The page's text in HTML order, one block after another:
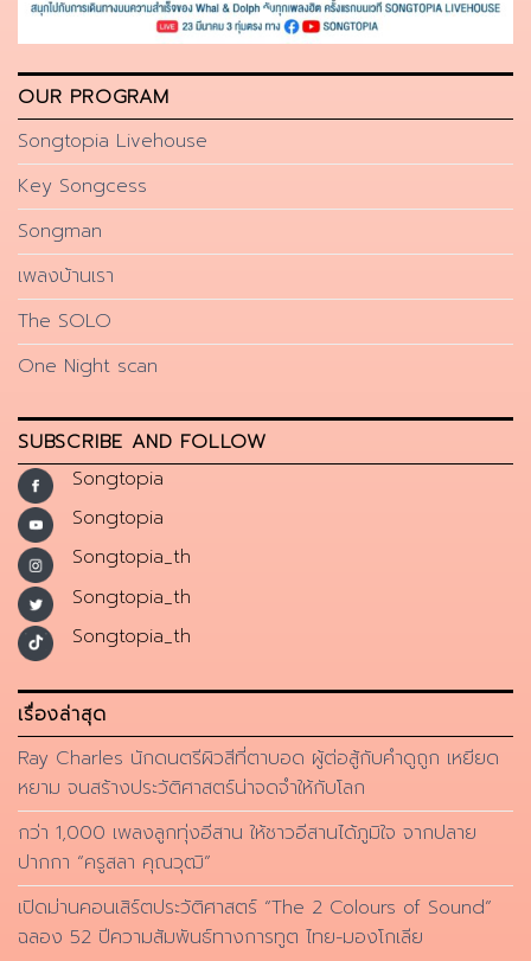
OUR PROGRAM
Songtopia Livehouse
Key Songcess
Songman
เพลงบ้านเรา
The SOLO
One Night scan
SUBSCRIBE AND FOLLOW
Songtopia
Songtopia
Songtopia_th
Songtopia_th
Songtopia_th
เรื่องล่าสุด
Ray Charles นักดนตรีผิวสีที่ตาบอด ผู้ต่อสู้กับคำดูถูก เหยียด
หยาม จนสร้างประวัติศาสตร์น่าจดจำให้กับโลก
กว่า 1,000 เพลงลูกทุ่งอีสาน ให้ชาวอีสานได้ภูมิใจ จากปลาย
ปากกา “ครูสลา คุณวุฒิ”
เปิดม่านคอนเสิร์ตประวัติศาสตร์ “The 2 Colours of Sound”
ฉลอง 52 ปีความสัมพันธ์ทางการทูต ไทย-มองโกเลีย